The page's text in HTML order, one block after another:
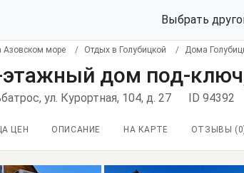
Выбрать
Азовском море Отдых в Голубицкой Дома
дом под-
ул. Курортная, 104, д. 27 ID 94392
ЦЕН ОПИСАНИЕ НА КАРТЕ ОТЗЫВЫ ( 0